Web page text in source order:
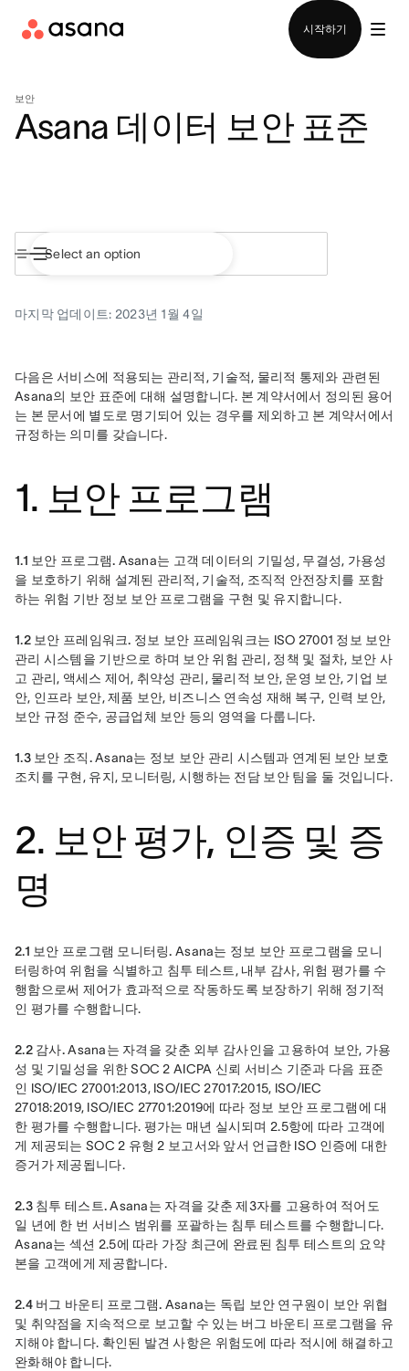
시작하기
보안
Asana 데이터 보안 표준
마지막 업데이트: 2023년 1월 4일
다음은 서비스에 적용되는 관리적, 기술적, 물리적 통제와 관련된
Asana의 보안 표준에 대해 설명합니다. 본 계약서에서 정의된 용어
는 본 문서에 별도로 명기되어 있는 경우를 제외하고 본 계약서에서
규정하는 의미를 갖습니다.
1. 보안 프로그램
1.1 보안 프로그램. Asana는 고객 데이터의 기밀성, 무결성, 가용성
을 보호하기 위해 설계된 관리적, 기술적, 조직적 안전장치를 포함
하는 위험 기반 정보 보안 프로그램을 구현 및 유지합니다.
1.2 보안 프레임워크. 정보 보안 프레임워크는 ISO 27001 정보 보안
관리 시스템을 기반으로 하며 보안 위험 관리, 정책 및 절차, 보안 사
고 관리, 액세스 제어, 취약성 관리, 물리적 보안, 운영 보안, 기업 보
안, 인프라 보안, 제품 보안, 비즈니스 연속성 재해 복구, 인력 보안,
보안 규정 준수, 공급업체 보안 등의 영역을 다룹니다.
1.3 보안 조직. Asana는 정보 보안 관리 시스템과 연계된 보안 보호
조치를 구현, 유지, 모니터링, 시행하는 전담 보안 팀을 둘 것입니다.
2. 보안 평가, 인증 및 증
명
2.1 보안 프로그램 모니터링. Asana는 정보 보안 프로그램을 모니
터링하여 위험을 식별하고 침투 테스트, 내부 감사, 위험 평가를 수
행함으로써 제어가 효과적으로 작동하도록 보장하기 위해 정기적
인 평가를 수행합니다.
2.2 감사. Asana는 자격을 갖춘 외부 감사인을 고용하여 보안, 가용
성 및 기밀성을 위한 SOC 2 AICPA 신뢰 서비스 기준과 다음 표준
인 ISO/IEC 27001:2013, ISO/IEC 27017:2015, ISO/IEC
27018:2019, ISO/IEC 27701:2019에 따라 정보 보안 프로그램에 대
한 평가를 수행합니다. 평가는 매년 실시되며 2.5항에 따라 고객에
게 제공되는 SOC 2 유형 2 보고서와 앞서 언급한 ISO 인증에 대한
증거가 제공됩니다.
2.3 침투 테스트. Asana는 자격을 갖춘 제3자를 고용하여 적어도
일 년에 한 번 서비스 범위를 포괄하는 침투 테스트를 수행합니다.
Asana는 섹션 2.5에 따라 가장 최근에 완료된 침투 테스트의 요약
본을 고객에게 제공합니다.
2.4 버그 바운티 프로그램. Asana는 독립 보안 연구원이 보안 위협
및 취약점을 지속적으로 보고할 수 있는 버그 바운티 프로그램을 유
지해야 합니다. 확인된 발견 사항은 위험도에 따라 적시에 해결하고
완화해야 합니다.